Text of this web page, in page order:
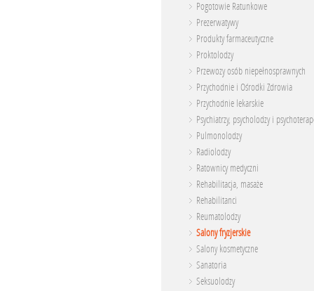
Pogotowie Ratunkowe
Prezerwatywy
Produkty farmaceutyczne
Proktolodzy
Przewozy osób niepełnosprawnych
Przychodnie i Ośrodki Zdrowia
Przychodnie lekarskie
Psychiatrzy, psycholodzy i
Pulmonolodzy
Radiolodzy
Ratownicy medyczni
Rehabilitacja, masaże
Rehabilitanci
Reumatolodzy
Salony fryzjerskie
Salony kosmetyczne
Sanatoria
Seksuolodzy